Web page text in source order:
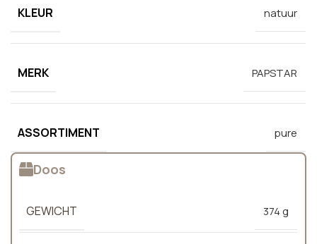
KLEUR natuur
MERK PAPSTAR
ASSORTIMENT pure
Doos
GEWICHT 374 g